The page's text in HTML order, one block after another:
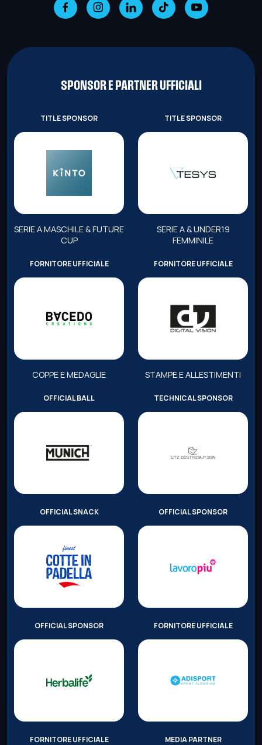
SPONSOR E PARTNER UFFICIALI
TITLE SPONSOR
SERIE A MASCHILE & FUTURE
CUP
TITLE SPONSOR
SERIE A & UNDER19
FEMMINILE
FORNITORE UFFICIALE
COPPE E MEDAGLIE
FORNITORE UFFICIALE
STAMPE E ALLESTIMENTI
OFFICIAL BALL TECHNICAL SPONSOR
OFFICIAL SNACK OFFICIAL SPONSOR
OFFICIAL SPONSOR FORNITORE UFFICIALE
FORNITORE UFFICIALE MEDIA PARTNER